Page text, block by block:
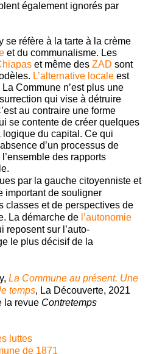
également ignorés par
se réfère à la tarte à la crème
et du communalisme. Les
et même des ZAD sont
L’alternative locale est
Commune n’est plus une
qui vise à détruire
au contraire une forme
se contente de créer quelques
du capital. Ce qui
d’un processus de
des rapports
par la gauche citoyenniste et
important de souligner
classes et de perspectives de
La démarche de l’autonomie
reposent sur l’auto-
le plus décisif de la
La Commune au présent. Une
temps, La Découverte, 2021
la revue Contretemps
luttes
de 1871